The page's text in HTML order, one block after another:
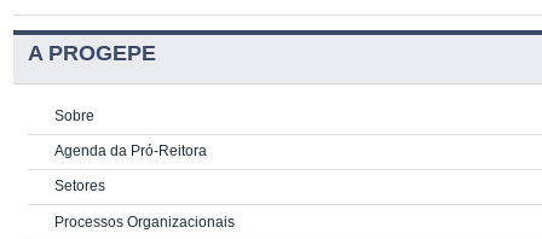
A PROGEPE
Sobre
Agenda da Pró-Reitora
Setores
Processos Organizacionais